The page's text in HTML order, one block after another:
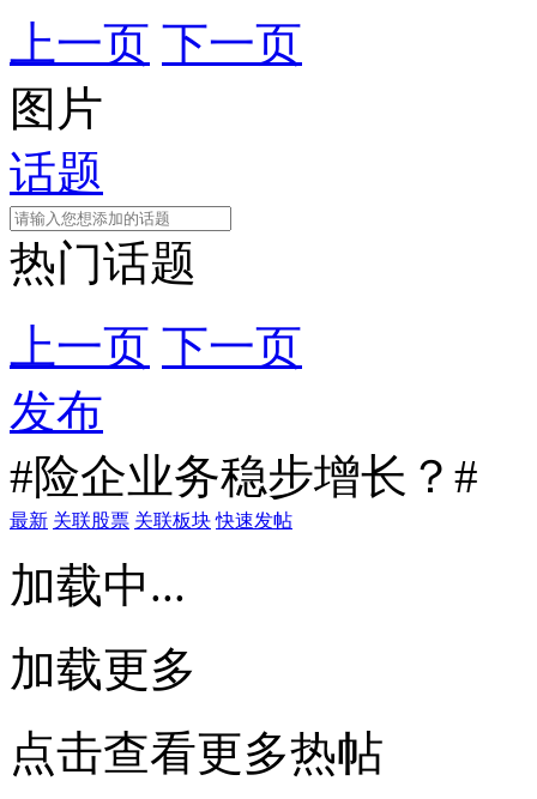
上一页 下一页
图片
话题
热门话题
上一页 下一页
发布
#险企业务稳步增长？#
最新 关联股票 关联板块 快速发帖
加载中...
加载更多
点击查看更多热帖